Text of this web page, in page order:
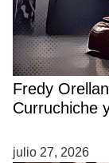
Fredy
Curruchiche
julio 27, 2026